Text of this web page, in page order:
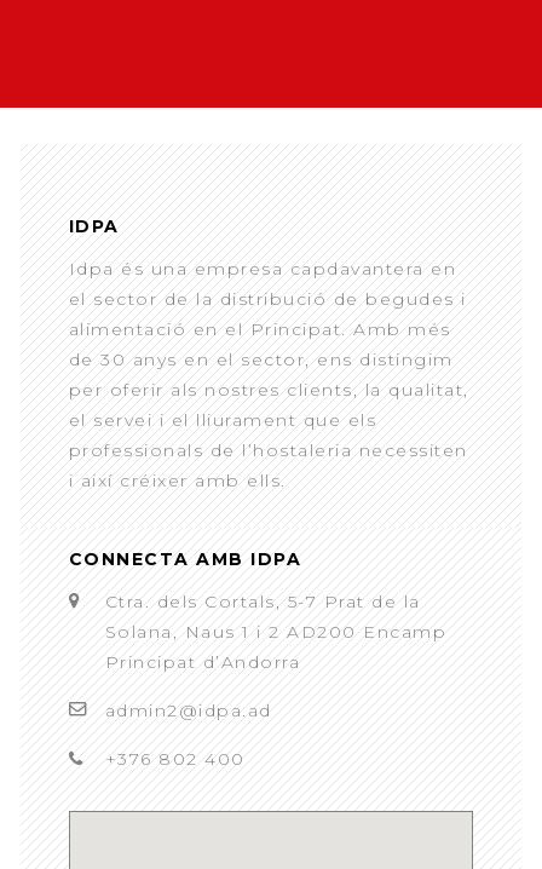
IDPA
Idpa és una empresa capdavantera en
el sector de la distribució de begudes i
alimentació en el Principat. Amb més
de 30 anys en el sector, ens distingim
per oferir als nostres clients, la qualitat,
el servei i el lliurament que els
professionals de l’hostaleria necessiten
i així créixer amb ells.
CONNECTA AMB IDPA
Ctra. dels Cortals, 5-7 Prat de la
Solana, Naus 1 i 2 AD200 Encamp
Principat d’Andorra
admin2@idpa.ad
+376 802 400